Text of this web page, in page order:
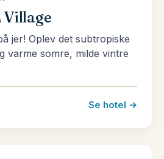
Village
jer! Oplev det subtropiske
varme somre, milde vintre
Se hotel →